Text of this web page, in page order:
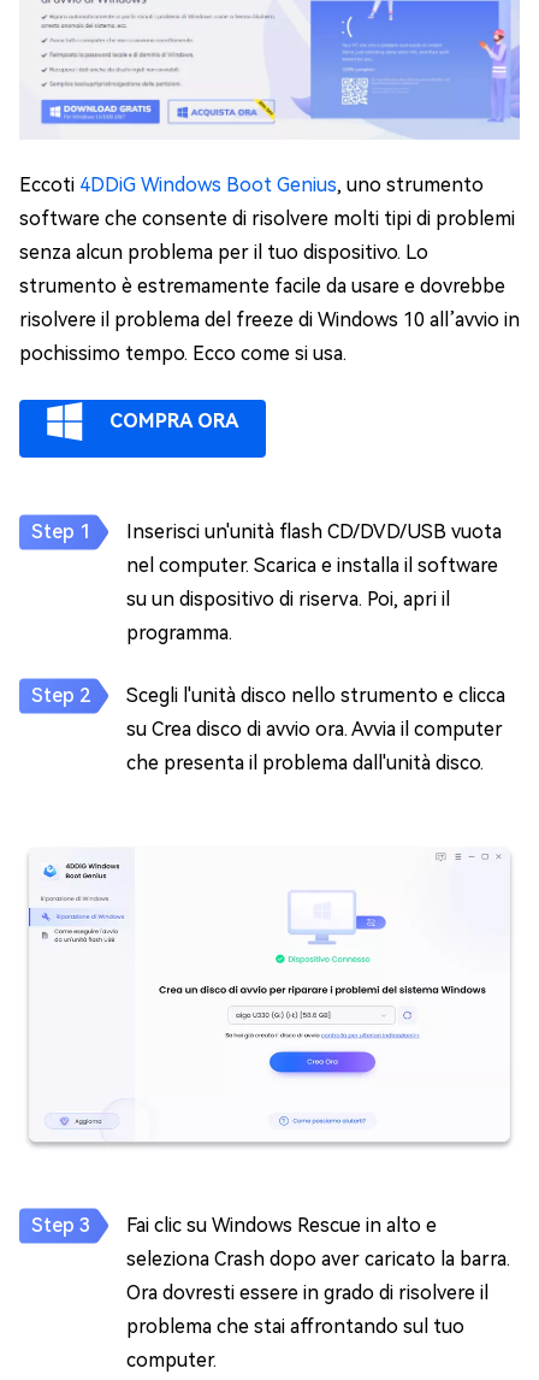
Eccoti 4DDiG Windows Boot Genius, uno strumento
software che consente di risolvere molti tipi di problemi
senza alcun problema per il tuo dispositivo. Lo
strumento è estremamente facile da usare e dovrebbe
risolvere il problema del freeze di Windows 10 all’avvio in
pochissimo tempo. Ecco come si usa.
COMPRA ORA
Inserisci un'unità flash CD/DVD/USB vuota
nel computer. Scarica e installa il software
su un dispositivo di riserva. Poi, apri il
programma.
Scegli l'unità disco nello strumento e clicca
su Crea disco di avvio ora. Avvia il computer
che presenta il problema dall'unità disco.
Fai clic su Windows Rescue in alto e
seleziona Crash dopo aver caricato la barra.
Ora dovresti essere in grado di risolvere il
problema che stai affrontando sul tuo
computer.